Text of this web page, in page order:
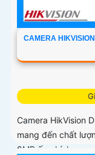
CAMERA
Camera HikVision
mang đến chất
8MP ống kính